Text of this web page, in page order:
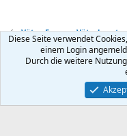
Väter-Forum -
Kontakt
Community platform by XenForo
Diese Seite verwendet
einem Login
Durch die weitere